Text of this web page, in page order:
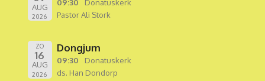
AUG
2026
09:30
Donatuskerk
Pastor Ali Stork
ZO
16
AUG
2026
Dongjum
09:30
Donatuskerk
ds. Han Dondorp